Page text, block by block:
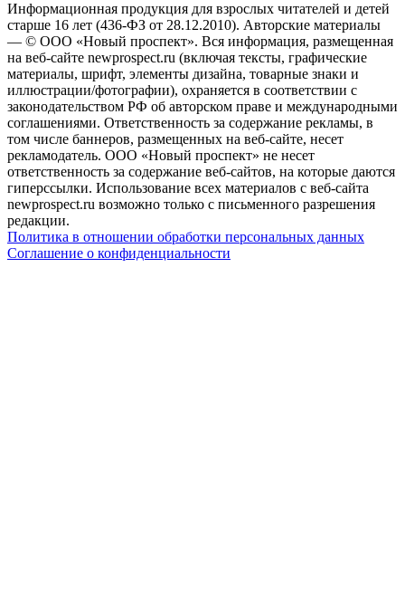
Информационная продукция для взрослых читателей и детей
старше 16 лет (436-ФЗ от 28.12.2010). Авторские материалы
— © ООО «Новый проспект». Вся информация, размещенная
на веб-сайте newprospect.ru (включая тексты, графические
материалы, шрифт, элементы дизайна, товарные знаки и
иллюстрации/фотографии), охраняется в соответствии с
законодательством РФ об авторском праве и международными
соглашениями. Ответственность за содержание рекламы, в
том числе баннеров, размещенных на веб-сайте, несет
рекламодатель. ООО «Новый проспект» не несет
ответственность за содержание веб-сайтов, на которые даются
гиперссылки. Использование всех материалов с веб-сайта
newprospect.ru возможно только с письменного разрешения
редакции.
Политика в отношении обработки персональных данных
Соглашение о конфиденциальности